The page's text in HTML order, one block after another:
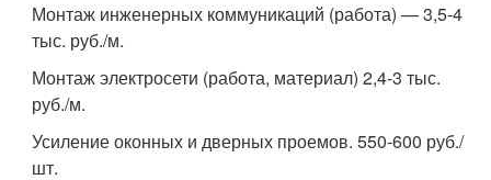
Монтаж инженерных коммуникаций (работа) — 3,5-4
тыс. руб./м.
Монтаж электросети (работа, материал) 2,4-3 тыс.
руб./м.
Усиление оконных и дверных проемов. 550-600 руб./
шт.